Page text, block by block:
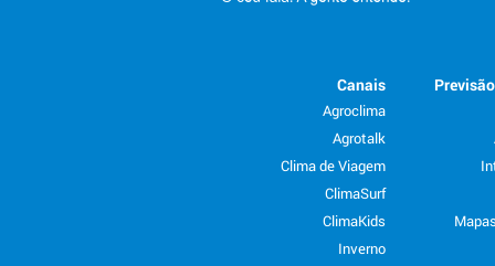
Canais
Agroclima
Agrotalk
Clima de Viagem
ClimaSurf
ClimaKids
Inverno